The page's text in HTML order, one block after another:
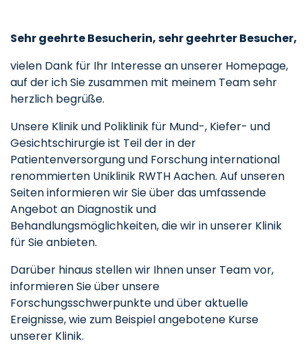
Sehr geehrte Besucherin, sehr geehrter Besucher,
vielen Dank für Ihr Interesse an unserer Homepage,
auf der ich Sie zusammen mit meinem Team sehr
herzlich begrüße.
Unsere Klinik und Poliklinik für Mund-, Kiefer- und
Gesichtschirurgie ist Teil der in der
Patientenversorgung und Forschung international
renommierten Uniklinik RWTH Aachen. Auf unseren
Seiten informieren wir Sie über das umfassende
Angebot an Diagnostik und
Behandlungsmöglichkeiten, die wir in unserer Klinik
für Sie anbieten.
Darüber hinaus stellen wir Ihnen unser Team vor,
informieren Sie über unsere
Forschungsschwerpunkte und über aktuelle
Ereignisse, wie zum Beispiel angebotene Kurse
unserer Klinik.